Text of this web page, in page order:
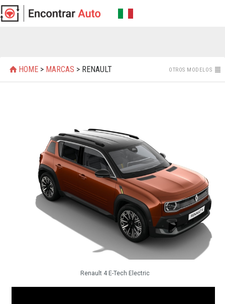
HOME > MARCAS > RENAULT OTROS MODELOS
Renault 4 E-Tech Electric